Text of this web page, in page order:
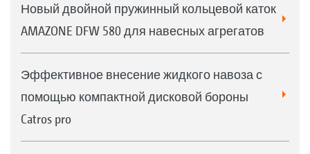
Новый двойной пружинный кольцевой каток
AMAZONE DFW 580 для навесных агрегатов
Эффективное внесение жидкого навоза с
помощью компактной дисковой бороны
Catros pro